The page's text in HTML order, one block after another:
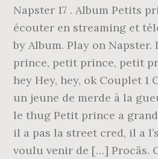
Napster 17 . Album Petits
écouter en streaming et
by Album. Play on
prince, petit prince, petit
hey Hey, hey, ok Couplet 1
un jeune de merde à la
le thug Petit prince a
il a pas la street cred, il a
voulu venir de […] Procäs.